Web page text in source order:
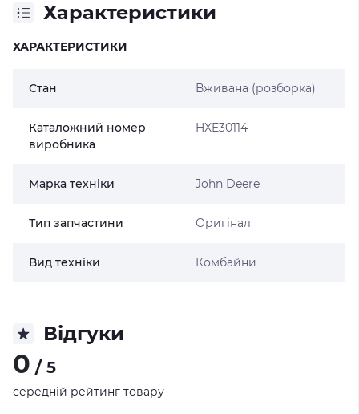
Характеристики
ХАРАКТЕРИСТИКИ
Стан Вживана (розборка)
Каталожний номер
виробника
HXE30114
Марка техніки John Deere
Тип запчастини Оригінал
Вид техніки Комбайни
Відгуки
0 / 5
середній рейтинг товару